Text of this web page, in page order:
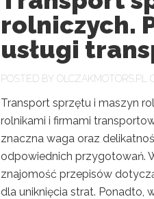
rolniczych.
usługi
POSTED BY OLCZAKMOTORS.PL
Transport sprzętu i maszyn
rolnikami i firmami
znaczna waga oraz
odpowiednich przygotowań.
znajomość przepisów
dla uniknięcia strat. Ponadto,